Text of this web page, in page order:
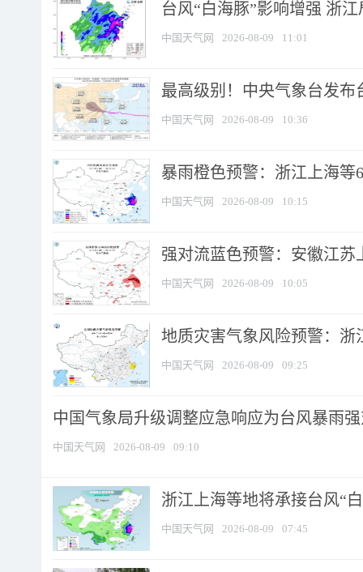
台风“白海豚”影响增强 浙
中国天气网 2026-08-09 11:01
最高级别！中央气象台发布
中国天气网 2026-08-09 10:36
暴雨橙色预警：浙江上海等
中国天气网 2026-08-09 10:15
强对流蓝色预警：安徽江苏
中国天气网 2026-08-09 10:05
地质灾害气象风险预警：浙
中国天气网 2026-08-09 09:25
中国气象局升级调整应急响应为台风暴雨
中国天气网 2026-08-09 09:10
浙江上海等地将承接台风“
中国天气网 2026-08-09 07:45